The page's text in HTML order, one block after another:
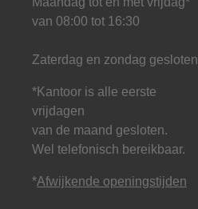
van 08:00 tot 16:30
Zaterdag en zondag gesloten
*Kantoor is alle eerste
vrijdagen
van de maand gesloten.
Wel telefonisch bereikbaar.
*Afwijkende openingstijden